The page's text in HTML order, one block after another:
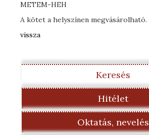
METEM-HEH
A kötet a helyszínen megvásárolható.
vissza
Keresés
Hitélet
Oktatás, nevelés